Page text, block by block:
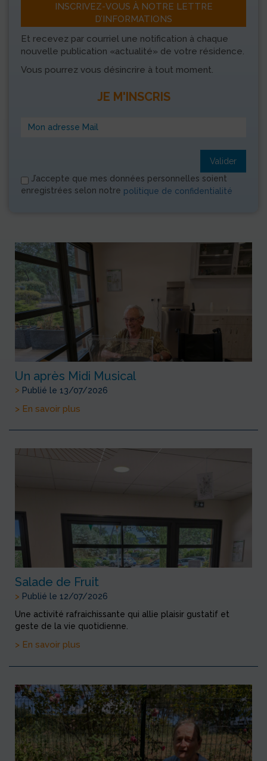
INSCRIVEZ-VOUS À NOTRE LETTRE
D’INFORMATIONS
Et recevez par courriel une notification à chaque
nouvelle publication «actualité» de votre résidence.
Vous pourrez vous désincrire à tout moment.
JE M'INSCRIS
Valider
J’accepte que mes données personnelles soient
enregistrées selon notre politique de confidentialité
Un après Midi Musical
> Publié le 13/07/2026
> En savoir plus
Salade de Fruit
> Publié le 12/07/2026
Une activité rafraichissante qui allie plaisir gustatif et
geste de la vie quotidienne.
> En savoir plus